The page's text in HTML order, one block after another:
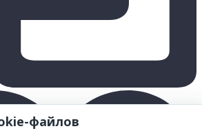
файлов